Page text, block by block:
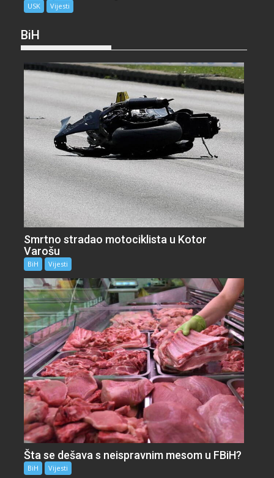
USK Vijesti
BiH
Smrtno stradao motociklista u Kotor
Varošu
BiH Vijesti
Šta se dešava s neispravnim mesom u FBiH?
BiH Vijesti